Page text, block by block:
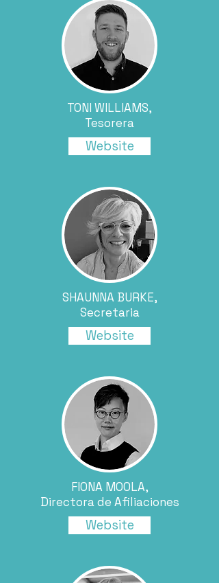
TONI WILLIAMS,
Tesorera
Website
SHAUNNA BURKE,
Secretaria
Website
FIONA MOOLA,
Directora de Afiliaciones
Website